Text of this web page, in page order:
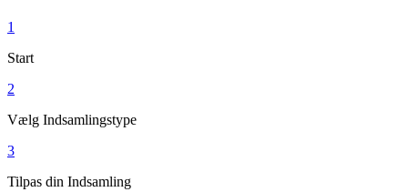
1
Start
2
Vælg Indsamlingstype
3
Tilpas din Indsamling